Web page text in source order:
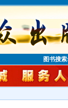
图书搜